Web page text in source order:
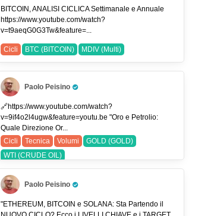
#tradingview
#usdjpy
EURUSD (EUR/USD)
USDJPY (USDJPY)
BITCOIN, ANALISI CICLICA Settimanale e Annuale
https://www.youtube.com/watch?
v=t9aeqG0G3Tw&feature=...
Cicli BTC (BITCOIN) MDIV (Multi)
Paolo Peisino
Pro Trader
🔗https://www.youtube.com/watch?
v=9if4o2l4ugw&feature=youtu.be "Oro e Petrolio:
Quale Direzione Or...
Cicli
Tecnica Volumi
GOLD (GOLD)
WTI (CRUDE OIL)
Paolo Peisino
Pro Trader
"ETHEREUM, BITCOIN e SOLANA: Sta Partendo il